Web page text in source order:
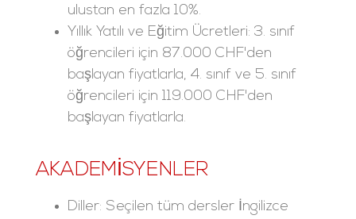
ulustan en fazla 10%.
Yıllık Yatılı ve Eğitim Ücretleri: 3. sınıf
öğrencileri için 87.000 CHF'den
başlayan fiyatlarla, 4. sınıf ve 5. sınıf
öğrencileri için 119.000 CHF'den
başlayan fiyatlarla.
AKADEMISYENLER
Diller: Seçilen tüm dersler İngilizce